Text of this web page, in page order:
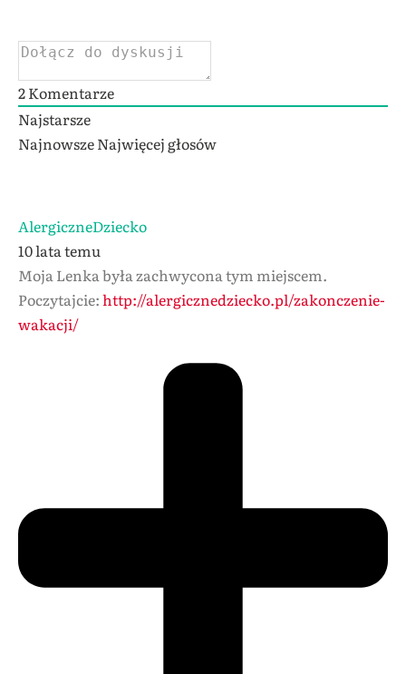
2Komentarze
Najstarsze
NajnowszeNajwięcej głosów
AlergiczneDziecko
10 lata temu
Moja Lenka była zachwycona tym miejscem.
Poczytajcie:http://alergicznedziecko.pl/zakonczenie-
wakacji/